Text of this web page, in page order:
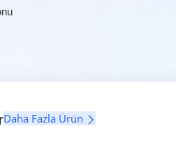
Daha Fazla Ürün